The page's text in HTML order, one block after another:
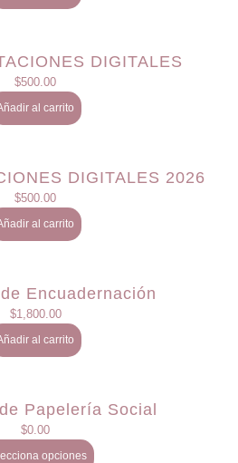
DIGITALES
$500.00
al carrito
DIGITALES 2026
$500.00
al carrito
Encuadernación
$1,800.00
al carrito
Papelería Social
$0.00
opciones